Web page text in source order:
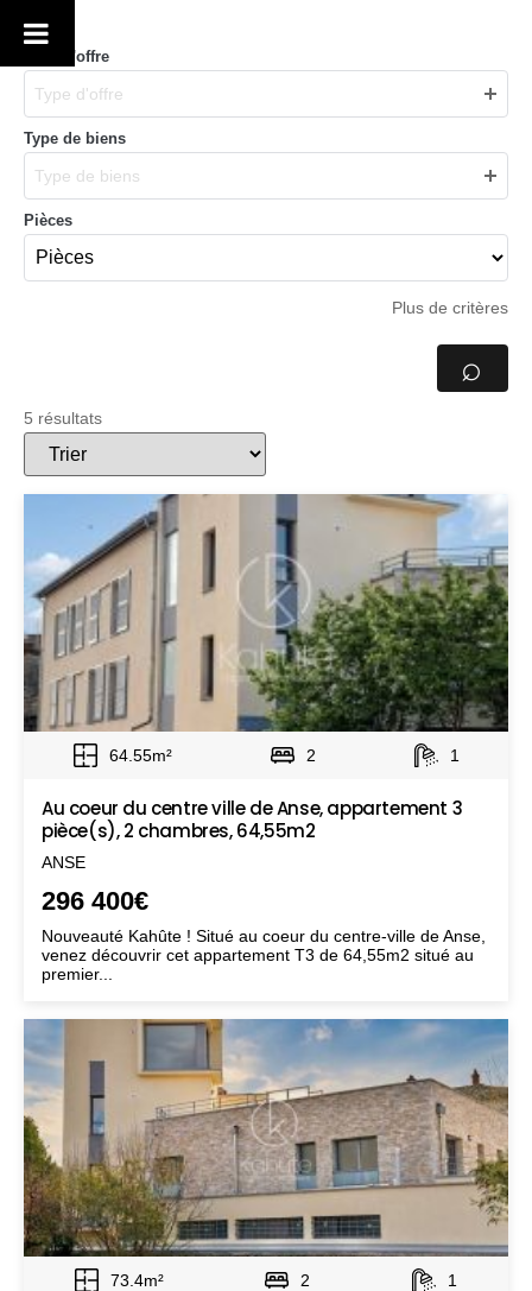
Type d'offre
Type d'offre
Type de biens
Type de biens
Pièces
Plus de critères
⌕
5 résultats
64.55m² 2 1
Au coeur du centre ville de Anse, appartement 3
pièce(s), 2 chambres, 64,55m2
ANSE
296 400€
Nouveauté Kahûte ! Situé au coeur du centre-ville de Anse,
venez découvrir cet appartement T3 de 64,55m2 situé au
premier...
73.4m² 2 1